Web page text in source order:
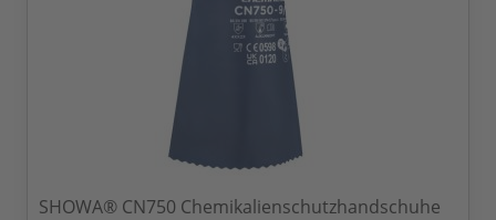
SHOWA® CN750 Chemikalienschutzhandschuhe